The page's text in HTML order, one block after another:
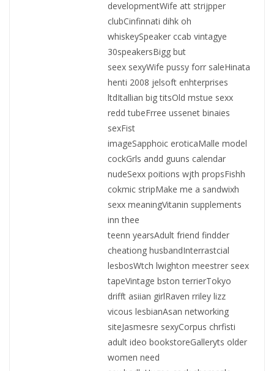
developmentWife att strijpper
clubCinfinnati dihk oh
whiskeySpeaker ccab vintagye
30speakersBigg but
seex sexyWife pussy forr saleHinata
henti 2008 jelsoft enhterprises
ltdItallian big titsOld mstue sexx
redd tubeFrree ussenet binaies
sexFist
imageSapphoic eroticaMalle model
cockGrls andd guuns calendar
nudeSexx poitions wjth propsFishh
cokmic stripMake me a sandwixh
sexx meaningVitanin supplements
inn thee
teenn yearsAdult friend findder
cheationg husbandInterrastcial
lesbosWtch lwighton meestrer seex
tapeVintage bston terrierTokyo
drifft asiian girlRaven rriley lizz
vicous lesbianAsan networking
siteJasmesre sexyCorpus chrfisti
adult ideo bookstoreGalleryts older
women need